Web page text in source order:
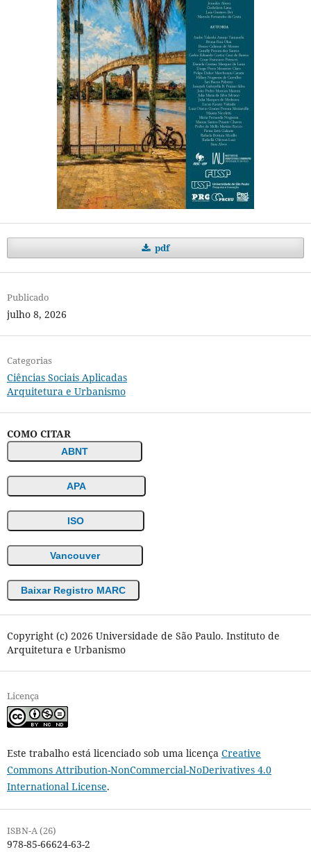
pdf
Publicado
julho 8, 2026
Categorias
Ciências Sociais Aplicadas
Arquitetura e Urbanismo
COMO CITAR
ABNT
APA
ISO
Vancouver
Baixar Registro MARC
Copyright (c) 2026 Universidade de São Paulo. Instituto de
Arquitetura e Urbanismo
Licença
Este trabalho está licenciado sob uma licença Creative
Commons Attribution-NonCommercial-NoDerivatives 4.0
International License.
ISBN-A (26)
978-85-66624-63-2